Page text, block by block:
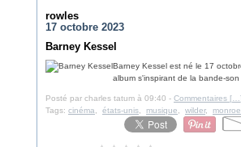
rowles
17 octobre 2023
Barney Kessel
Barney Kessel est né le 17
album s'inspirant de la bande-
Posté par charles tatum à 09:40 - Commentaires [ ]
Tags: cinéma états-unis musique wilder, monroe